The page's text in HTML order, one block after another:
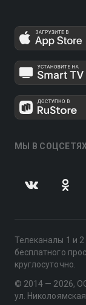
МЫ В
Телеканалы 1 и
бесплатного
круглосуточно.
© 2014 — 2026,
ул.